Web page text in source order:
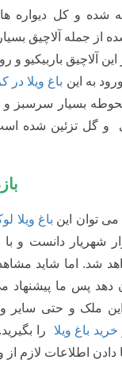
به اینباغ ویلا در
بسیار سرسبز و فوق
تزئین شده است که
سازی دانست.
این باغ ویلا
باغ ویلا
اما شاید مشاهده
پس ما پیشنهاد می
حتی سایر ویلا های
بگیرید. مشاورین
از ویلا ها و
و ویژگی های